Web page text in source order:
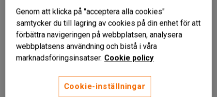
Genom att klicka på "acceptera alla cookies"
samtycker du till lagring av cookies på din enhet för att
förbättra navigeringen på webbplatsen, analysera
webbplatsens användning och bistå i våra
marknadsföringsinsatser. Cookie policy
Cookie-inställningar